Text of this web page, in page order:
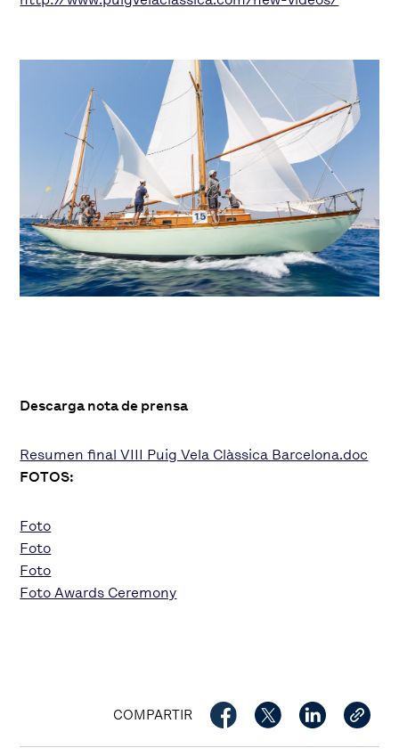
Descarga nota de prensa
Resumen final VIII Puig Vela Clàssica Barcelona.doc
FOTOS:
Foto
Foto
Foto
Foto Awards Ceremony
COMPARTIR